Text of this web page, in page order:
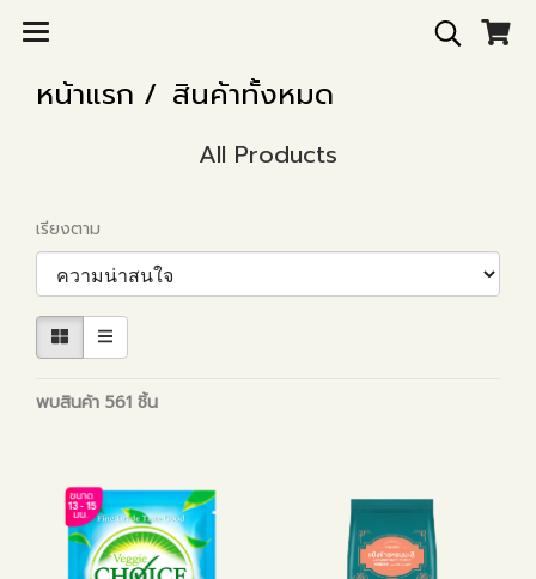
หน้าแรก สินค้าทั้งหมด
All Products
เรียงตาม
พบสินค้า 561 ชิ้น